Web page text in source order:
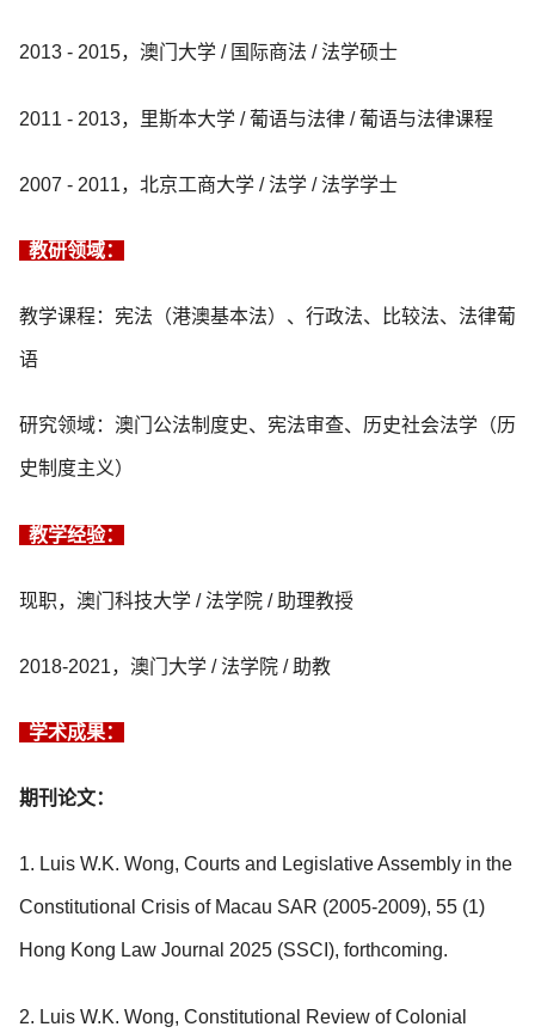
2013 - 2015，澳门大学 / 国际商法 / 法学硕士
2011 - 2013，里斯本大学 / 葡语与法律 / 葡语与法律课程
2007 - 2011，北京工商大学 / 法学 / 法学学士
教研领域：
教学课程：宪法（港澳基本法）、行政法、比较法、法律葡
语
研究领域：澳门公法制度史、宪法审查、历史社会法学（历
史制度主义）
教学经验：
现职，澳门科技大学 / 法学院 / 助理教授
2018-2021，澳门大学 / 法学院 / 助教
学术成果：
期刊论文：
1. Luis W.K. Wong, Courts and Legislative Assembly in the
Constitutional Crisis of Macau SAR (2005-2009), 55 (1)
Hong Kong Law Journal 2025 (SSCI), forthcoming.
2. Luis W.K. Wong, Constitutional Review of Colonial